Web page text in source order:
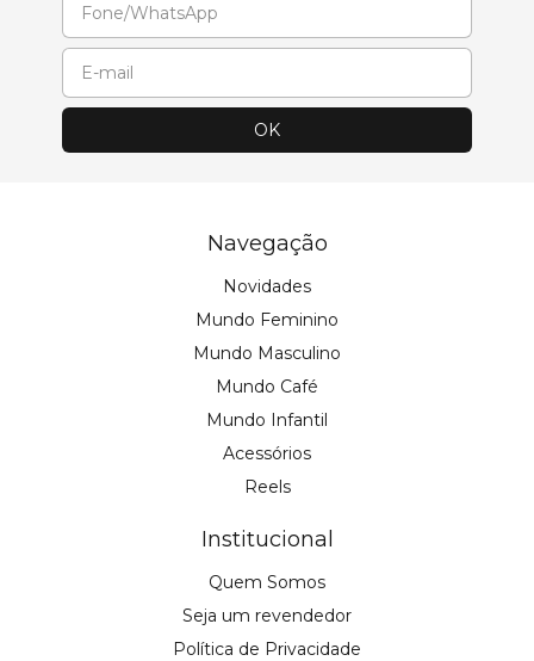
Navegação
Novidades
Mundo Feminino
Mundo Masculino
Mundo Café
Mundo Infantil
Acessórios
Reels
Institucional
Quem Somos
Seja um revendedor
Política de Privacidade